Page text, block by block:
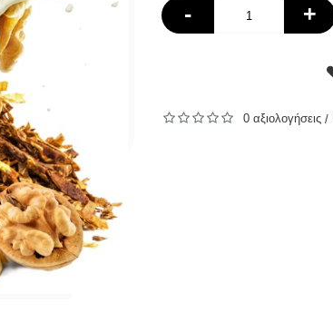
- +
0 αξιολογήσεις /